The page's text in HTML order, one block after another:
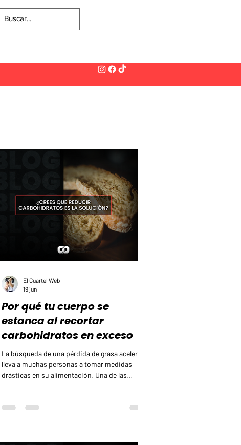
Por qué tu cuerpo se
estanca al recortar
carbohidratos en exceso
La búsqueda de una pérdida de grasa acelerada
lleva a muchas personas a tomar medidas
drásticas en su alimentación. Una de las
completo o recortar una parte importante de
los carbohidratos esperando ver cambios
El Cuartel Web
19 jun